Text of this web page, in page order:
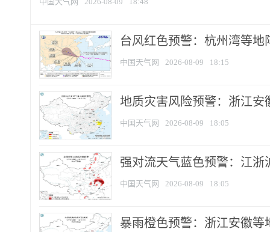
台风红色预警：杭州湾等地
中国天气网 2026-08-09 18:15
地质灾害风险预警：浙江安
中国天气网 2026-08-09 18:05
强对流天气蓝色预警：江浙
中国天气网 2026-08-09 18:05
暴雨橙色预警：浙江安徽等